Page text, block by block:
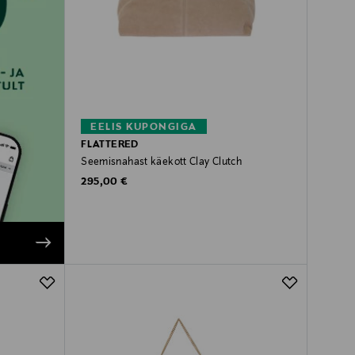
EELIS KUPONGIGA
FLATTERED
Seemisnahast käekott Clay Clutch
Original Price
295,00 €